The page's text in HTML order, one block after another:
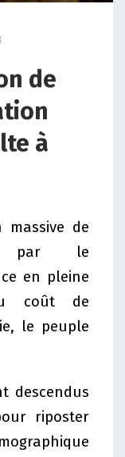
de
à
massive de
par le
en pleine
coût de
le peuple
descendus
riposter